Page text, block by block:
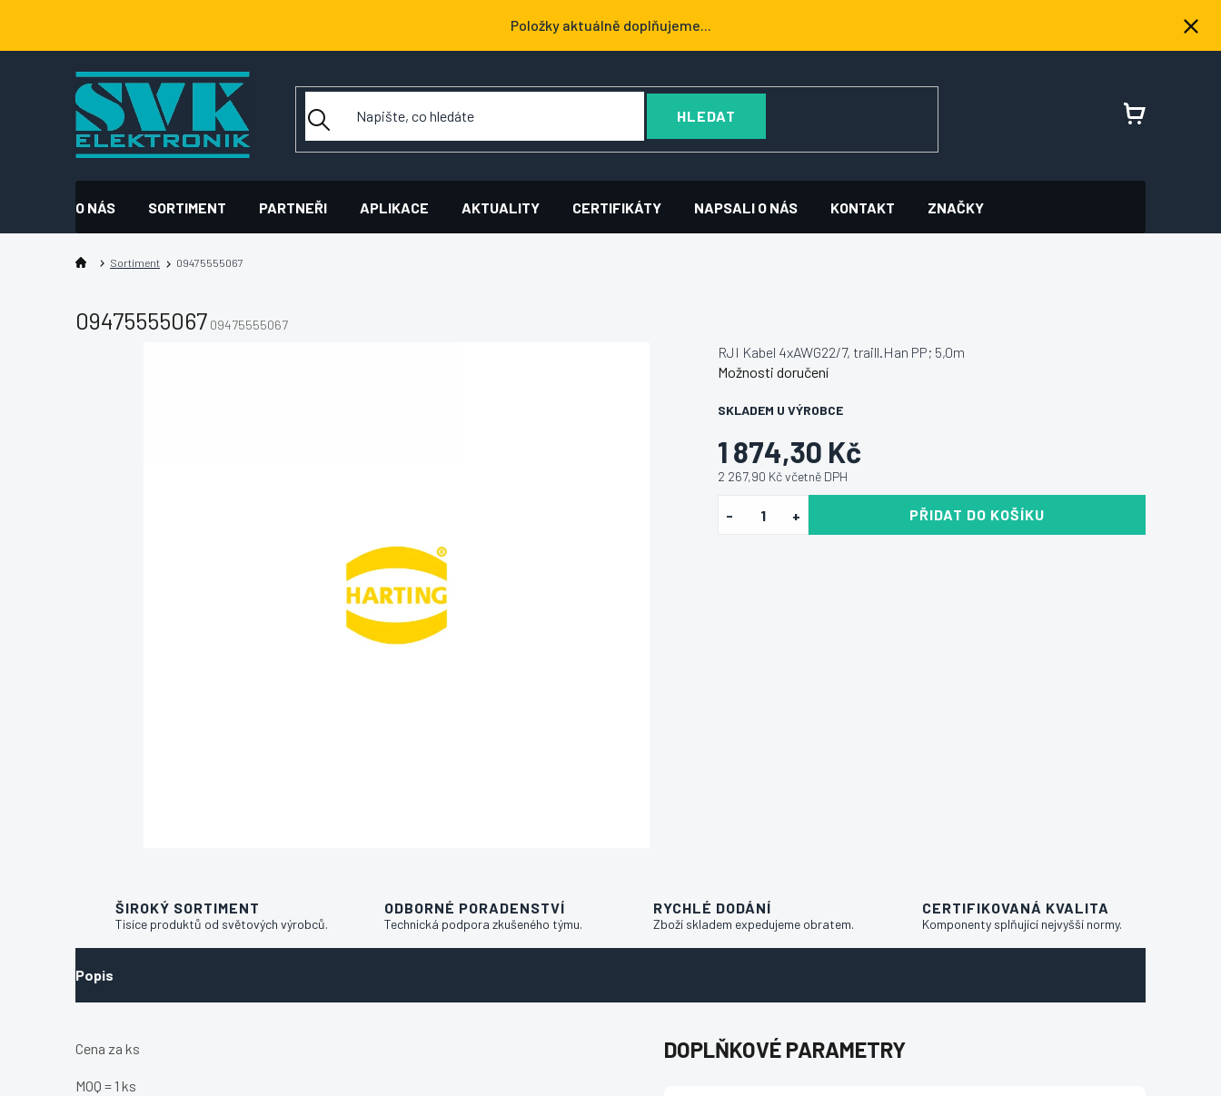
obsah
Položky aktuálně doplňujeme...
HLEDAT
NÁKUPNÍ
O NÁS SORTIMENT PARTNEŘI APLIKACE AKTUALITY CERTIFIKÁTY NAPSALI O NÁS KONTAKT ZNAČKY
Sortiment 09475555067
09475555067 09475555067
1 874,30 Kč
2 267,90 Kč včetně DPH
SKLADEM U VÝROBCE
Možnosti doručení
PŘIDAT DO KOŠÍKU
RJI Kabel 4xAWG22/7, traill.Han PP; 5,0m
ŠIROKÝ SORTIMENT
Tisíce produktů od světových výrobců.
ODBORNÉ PORADENSTVÍ
Technická podpora zkušeného týmu.
RYCHLÉ DODÁNÍ
Zboží skladem expedujeme obratem.
CERTIFIKOVANÁ KVALITA
Komponenty splňující nejvyšší normy.
Popis
Cena za ks
MOQ = 1 ks
DOPLŇKOVÉ PARAMETRY